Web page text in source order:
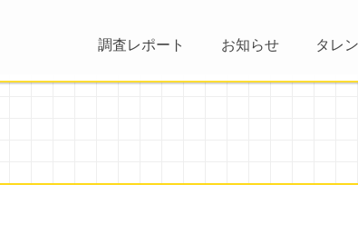
調査レポート お知らせ タレ